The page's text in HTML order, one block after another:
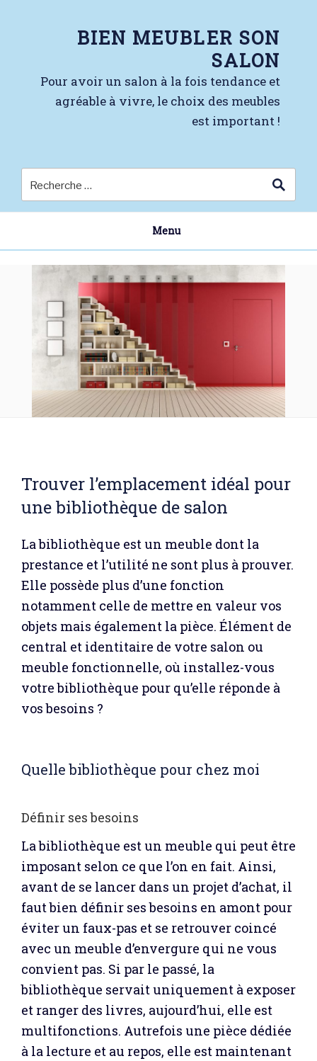
BIEN MEUBLER SON
SALON
Pour avoir un salon à la fois tendance et
agréable à vivre, le choix des meubles
est important !
Menu
Trouver l’emplacement idéal pour
une bibliothèque de salon
La bibliothèque est un meuble dont la
prestance et l’utilité ne sont plus à prouver.
Elle possède plus d’une fonction
notamment celle de mettre en valeur vos
objets mais également la pièce. Élément de
central et identitaire de votre salon ou
meuble fonctionnelle, où installez-vous
votre bibliothèque pour qu’elle réponde à
vos besoins ?
Quelle bibliothèque pour chez moi
Définir ses besoins
La bibliothèque est un meuble qui peut être
imposant selon ce que l’on en fait. Ainsi,
avant de se lancer dans un projet d’achat, il
faut bien définir ses besoins en amont pour
éviter un faux-pas et se retrouver coincé
avec un meuble d’envergure qui ne vous
convient pas. Si par le passé, la
bibliothèque servait uniquement à exposer
et ranger des livres, aujourd’hui, elle est
multifonctions. Autrefois une pièce dédiée
à la lecture et au repos, elle est maintenant